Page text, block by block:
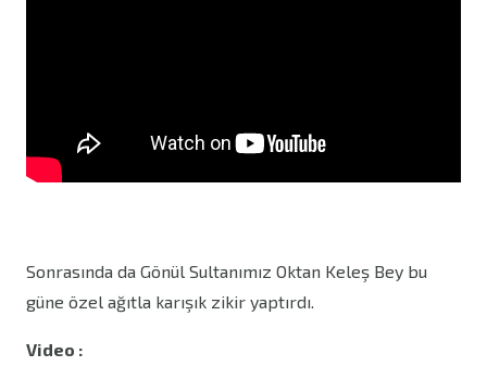
Sonrasında da Gönül Sultanımız Oktan Keleş Bey bu
güne özel ağıtla karışık zikir yaptırdı.
Video :